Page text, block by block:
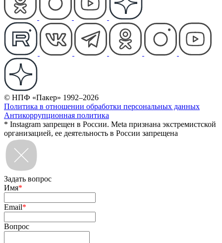
© НПФ «Пакер» 1992–2026
Политика в отношении обработки персональных данных
Антикоррупционная политика
* Instagram запрещен в России. Meta признана экстремистской
организацией, ее деятельность в России запрещена
Задать вопрос
Имя*
Email*
Вопрос